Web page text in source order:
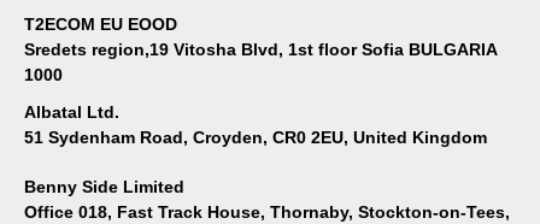
T2ECOM EU EOOD
Sredets region,19 Vitosha Blvd, 1st floor Sofia BULGARIA
1000
Albatal Ltd.
51 Sydenham Road, Croyden, CR0 2EU, United Kingdom
Benny Side Limited
Office 018, Fast Track House, Thornaby, Stockton-on-Tees,